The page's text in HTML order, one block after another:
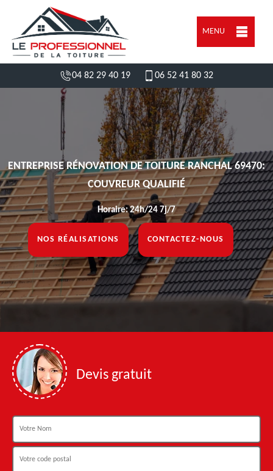
MENU
04 82 29 40 19 06 52 41 80 32
ENTREPRISE RÉNOVATION DE TOITURE RANCHAL 69470:
COUVREUR QUALIFIÉ
Horaire: 24h/24 7j/7
NOS RÉALISATIONS CONTACTEZ-NOUS
Devis gratuit